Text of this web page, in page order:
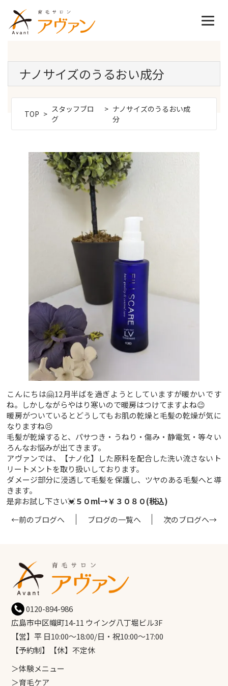
ナノサイズのうるおい成分
TOP
スタッフブロ
グ
ナノサイズのうるおい成
分
こんにちは🤗12月半ばを過ぎようとしていますが暖かいです
ね。しかしながらやはり寒いので暖房はつけてますよね😉
暖房がついているとどうしてもお肌の乾燥と毛髪の乾燥が気に
なりますね😣
毛髪が乾燥すると、パサつき・うねり・傷み・静電気・等々い
ろんなお悩みが出てきます。
アヴァンでは、【ナノ化】した原料を配合した洗い流さないト
リートメントを取り扱いしております。
ダメージ部分に浸透して毛髪を保護し、ツヤのある毛髪へと導
きます。
是非お試し下さい💓５０ml→￥３０８０(税込)
←前のブログへ
ブログの一覧へ 次のブログへ→
0120-894-986
広島市中区幟町14-11 ウイング八丁堀ビル3F
【営】平 日10:00～18:00/日・祝10:00～17:00
【予約制】【休】不定休
＞体験メニュー
＞育毛ケア